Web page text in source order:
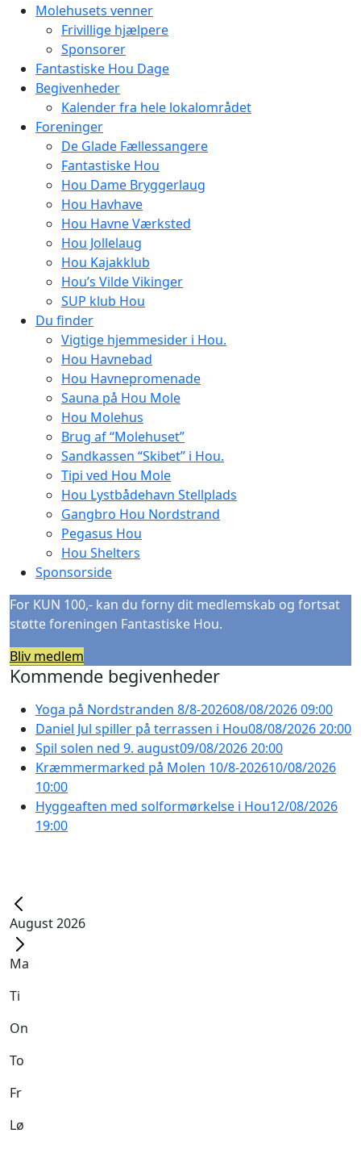
Molehusets venner
Frivillige hjælpere
Sponsorer
Fantastiske Hou Dage
Begivenheder
Kalender fra hele lokalområdet
Foreninger
De Glade Fællessangere
Fantastiske Hou
Hou Dame Bryggerlaug
Hou Havhave
Hou Havne Værksted
Hou Jollelaug
Hou Kajakklub
Hou’s Vilde Vikinger
SUP klub Hou
Du finder
Vigtige hjemmesider i Hou.
Hou Havnebad
Hou Havnepromenade
Sauna på Hou Mole
Hou Molehus
Brug af “Molehuset”
Sandkassen “Skibet” i Hou.
Tipi ved Hou Mole
Hou Lystbådehavn Stellplads
Gangbro Hou Nordstrand
Pegasus Hou
Hou Shelters
Sponsorside
For KUN 100,- kan du forny dit medlemskab og fortsat
støtte foreningen Fantastiske Hou.
Bliv medlem
Kommende begivenheder
Yoga på Nordstranden 8/8-202608/08/2026 09:00
Daniel Jul spiller på terrassen i Hou08/08/2026 20:00
Spil solen ned 9. august09/08/2026 20:00
Kræmmermarked på Molen 10/8-202610/08/2026
10:00
Hyggeaften med solformørkelse i Hou12/08/2026
19:00
August 2026
Ma
Ti
On
To
Fr
Lø